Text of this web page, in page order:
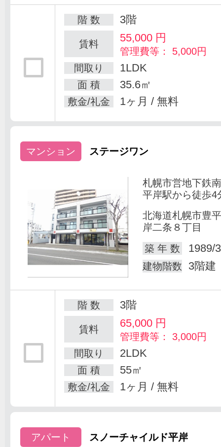
階 数 3階
賃料 55,000円
管理費等： 5,000円
間取り
1LDK
面 積 35.6㎡
敷金/礼金 1ヶ月 / 無料
マンション ステージワン
札幌市営地下鉄
平岸駅から徒歩4
北海道札幌市豊
岸二条８丁目
築 年 数
1989/
建物階数 3階建
階 数 3階
賃料 65,000円
管理費等： 3,000円
間取り
2LDK
面 積 55㎡
敷金/礼金 1ヶ月 / 無料
アパート スノーチャイルド平岸